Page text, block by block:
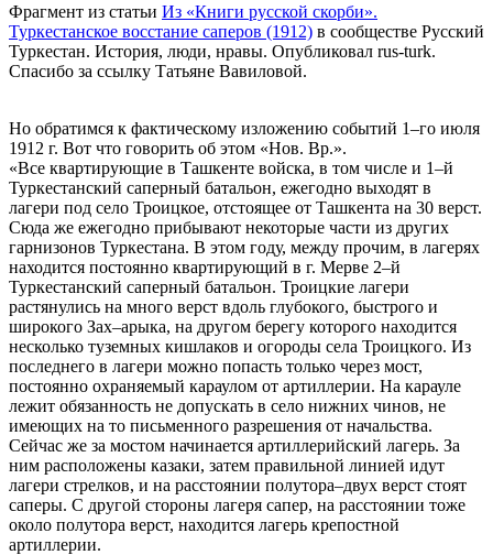
Фрагмент из статьи Из «Книги русской скорби».
Туркестанское восстание саперов (1912) в сообществе Русский
Туркестан. История, люди, нравы. Опубликовал rus-turk.
Спасибо за ссылку Татьяне Вавиловой.
Но обратимся к фактическому изложению событий 1–го июля
1912 г. Вот что говорить об этом «Нов. Вр.».
«Все квартирующие в Ташкенте войска, в том числе и 1–й
Туркестанский саперный батальон, ежегодно выходят в
лагери под село Троицкое, отстоящее от Ташкента на 30 верст.
Сюда же ежегодно прибывают некоторые части из других
гарнизонов Туркестана. В этом году, между прочим, в лагерях
находится постоянно квартирующий в г. Мерве 2–й
Туркестанский саперный батальон. Троицкие лагери
растянулись на много верст вдоль глубокого, быстрого и
широкого Зах–арыка, на другом берегу которого находится
несколько туземных кишлаков и огороды села Троицкого. Из
последнего в лагери можно попасть только через мост,
постоянно охраняемый караулом от артиллерии. На карауле
лежит обязанность не допускать в село нижних чинов, не
имеющих на то письменного разрешения от начальства.
Сейчас же за мостом начинается артиллерийский лагерь. За
ним расположены казаки, затем правильной линией идут
лагери стрелков, и на расстоянии полутора–двух верст стоят
саперы. С другой стороны лагеря сапер, на расстоянии тоже
около полутора верст, находится лагерь крепостной
артиллерии.